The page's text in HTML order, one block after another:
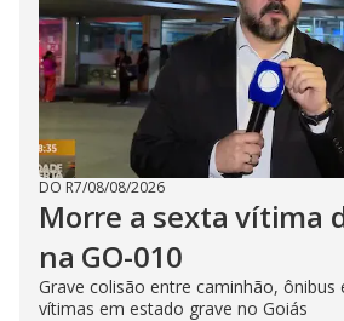
DO R7/08/08/2026
Morre a sexta vítima
na GO-010
Grave colisão entre caminhão, ônibus
vítimas em estado grave no Goiás